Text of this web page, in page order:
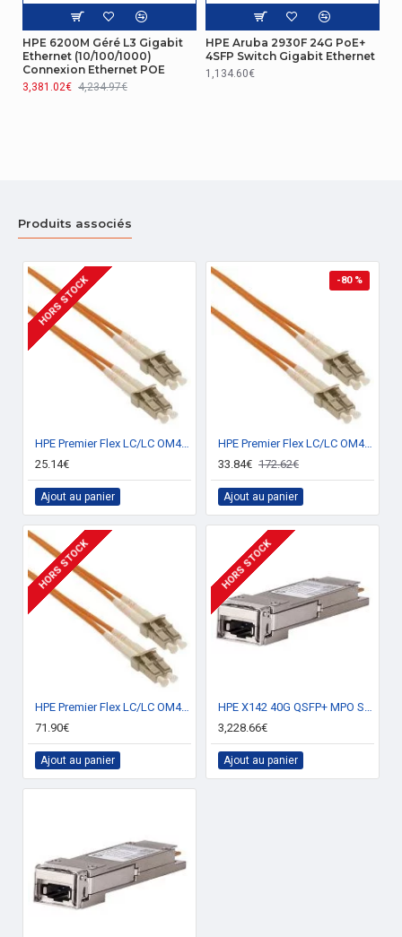
Latence (1 Gbps) 2,8 µs
Sécurité
Liste de contrôle d'accès (ACL)
Antenne
Qualité de service (QoS) Oui
représentation / réalisation
Intégré dans le processeur
représentation / réalisation
Mémoire cache de paquet 13,5 Mo
Empilable Oui
Empilage virtuel (unités) 10
Design
Elément de format 1U
représentation / réalisation
Fréquence du processeur 1000 MHz
HPE 6200M Géré L3 Gigabit
Ethernet (10/100/1000)
Connexion Ethernet POE
3,381.02€ 4,234.97€
HPE Aruba 2930F 24G PoE+
4SFP Switch Gigabit Ethernet
1,134.60€
Produits associés
HORS STOCK
HPE Premier Flex LC/LC OM4 2 Multi-mode 2m câble de fibre optique OFC
25.14€
Ajout au panier
-80 %
HPE Premier Flex LC/LC OM4 2 Multi-mode 5m câble de fibre optique OFC
33.84€ 172.62€
Ajout au panier
HORS STOCK
HPE Premier Flex LC/LC OM4 2 Multi-mode 1m câble de fibre optique OFC
71.90€
Ajout au panier
HORS STOCK
HPE X142 40G QSFP+ MPO SR4 module émetteur-récepteur de réseau Fibre optique 40000 Mbit/s QSFP+ 850 nm
3,228.66€
Ajout au panier